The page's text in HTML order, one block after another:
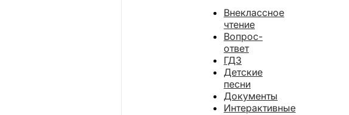
Внеклассное
чтение
Вопрос-
ответ
ГДЗ
Детские
песни
Документы
Интерактивные